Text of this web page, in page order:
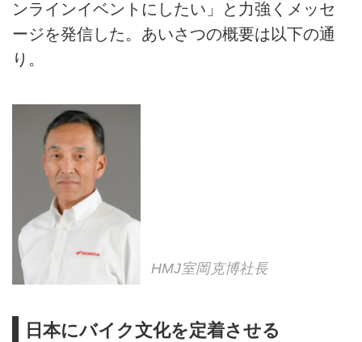
ンラインイベントにしたい」と力強くメッセ
ージを発信した。あいさつの概要は以下の通
り。
HMJ室岡克博社長
日本にバイク文化を定着させる